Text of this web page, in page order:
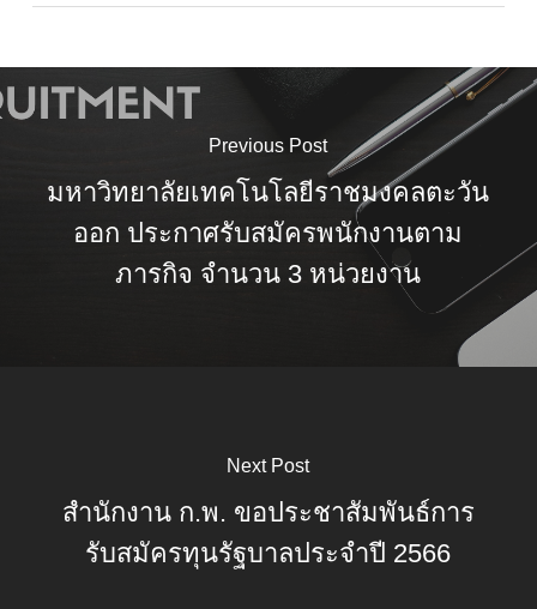
Previous Post
มหาวิทยาลัยเทคโนโลยีราชมงคลตะวัน
ออก ประกาศรับสมัครพนักงานตาม
ภารกิจ จำนวน 3 หน่วยงาน
Next Post
สำนักงาน ก.พ. ขอประชาสัมพันธ์การ
รับสมัครทุนรัฐบาลประจำปี 2566